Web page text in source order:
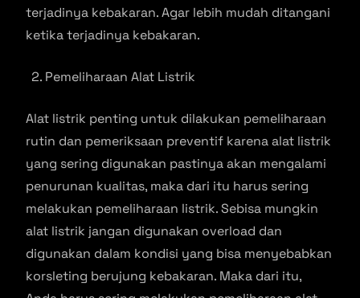
terjadinya kebakaran. Agar lebih mudah ditangani
ketika terjadinya kebakaran.
Pemeliharaan Alat Listrik
Alat listrik penting untuk dilakukan pemeliharaan
rutin dan pemeriksaan preventif karena alat listrik
yang sering digunakan pastinya akan mengalami
penurunan kualitas, maka dari itu harus sering
melakukan pemeliharaan listrik. Sebisa mungkin
alat listrik jangan digunakan overload dan
digunakan dalam kondisi yang bisa menyebabkan
korsleting berujung kebakaran. Maka dari itu,